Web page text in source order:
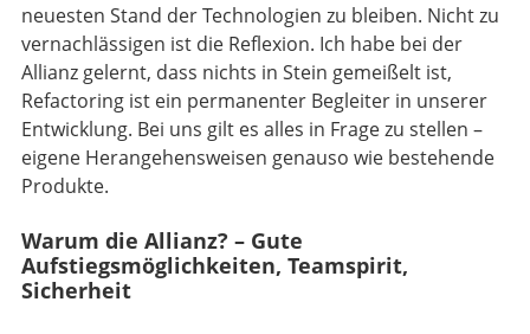
neuesten Stand der Technologien zu bleiben. Nicht zu
vernachlässigen ist die Reflexion. Ich habe bei der
Allianz gelernt, dass nichts in Stein gemeißelt ist,
Refactoring ist ein permanenter Begleiter in unserer
Entwicklung. Bei uns gilt es alles in Frage zu stellen –
eigene Herangehensweisen genauso wie bestehende
Produkte.
Warum die Allianz? – Gute
Aufstiegsmöglichkeiten, Teamspirit,
Sicherheit